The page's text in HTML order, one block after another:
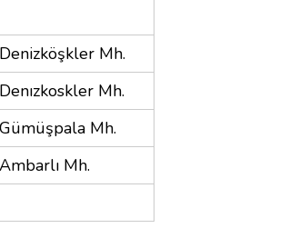
Denizköşkler Mh.
Denızkoskler Mh.
Gümüşpala Mh.
Ambarlı Mh.